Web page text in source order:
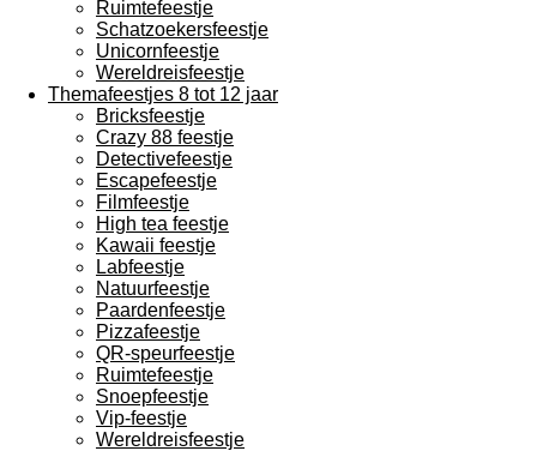
Ruimtefeestje
Schatzoekersfeestje
Unicornfeestje
Wereldreisfeestje
Themafeestjes 8 tot 12 jaar
Bricksfeestje
Crazy 88 feestje
Detectivefeestje
Escapefeestje
Filmfeestje
High tea feestje
Kawaii feestje
Labfeestje
Natuurfeestje
Paardenfeestje
Pizzafeestje
QR-speurfeestje
Ruimtefeestje
Snoepfeestje
Vip-feestje
Wereldreisfeestje